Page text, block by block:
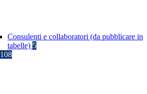
Consulenti e collaboratori (da pubblicare in
tabelle) 5
108